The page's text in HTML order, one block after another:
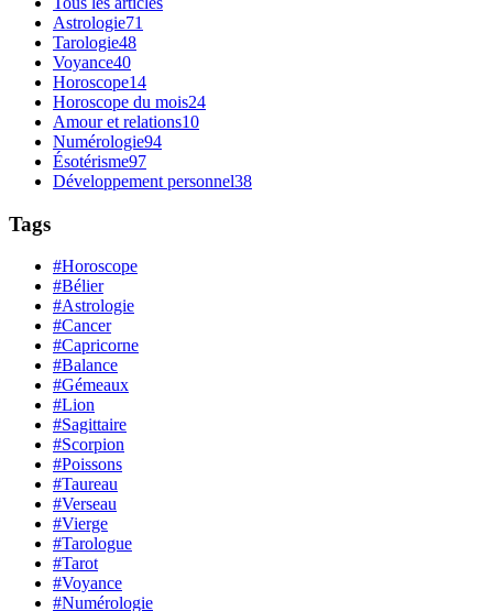
Astrologie71
Tarologie48
Voyance40
Horoscope14
Horoscope du mois24
Amour et relations10
Numérologie94
Ésotérisme97
Développement personnel38
Tags
#Horoscope
#Bélier
#Astrologie
#Cancer
#Capricorne
#Balance
#Gémeaux
#Lion
#Sagittaire
#Scorpion
#Poissons
#Taureau
#Verseau
#Vierge
#Tarologue
#Tarot
#Voyance
#Numérologie